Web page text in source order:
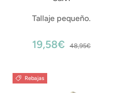
Tallaje pequeño.
19,58€ 48,95€
Rebajas